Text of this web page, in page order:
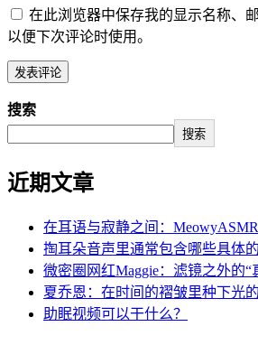
在此浏览器中保存我的显示名称、
以便下次评论时使用。
搜索
搜索
近期文章
在耳语与寂静之间：
掏耳朵音声里通常包含哪些具体
微密圈网红Maggie：滤镜之外的“
夏乔恩：在时间的褶皱里种下光
助眠视频可以干什么？